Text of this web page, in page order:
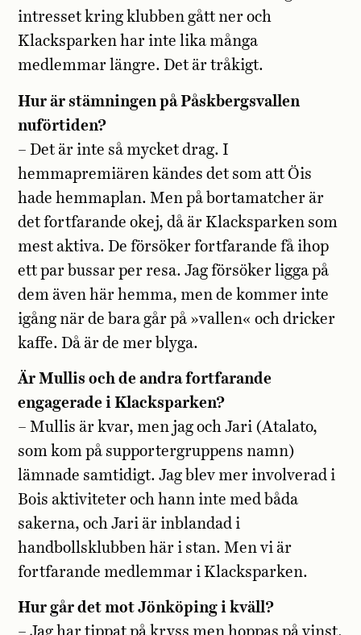
intresset kring klubben gått ner och
Klacksparken har inte lika många
medlemmar längre. Det är tråkigt.
Hur är stämningen på Påskbergsvallen
nuförtiden?
– Det är inte så mycket drag. I
hemmapremiären kändes det som att Öis
hade hemmaplan. Men på bortamatcher är
det fortfarande okej, då är Klacksparken som
mest aktiva. De försöker fortfarande få ihop
ett par bussar per resa. Jag försöker ligga på
dem även här hemma, men de kommer inte
igång när de bara går på »vallen« och dricker
kaffe. Då är de mer blyga.
Är Mullis och de andra fortfarande
engagerade i Klacksparken?
– Mullis är kvar, men jag och Jari (Atalato,
som kom på supportergruppens namn)
lämnade samtidigt. Jag blev mer involverad i
Bois aktiviteter och hann inte med båda
sakerna, och Jari är inblandad i
handbollsklubben här i stan. Men vi är
fortfarande medlemmar i Klacksparken.
Hur går det mot Jönköping i kväll?